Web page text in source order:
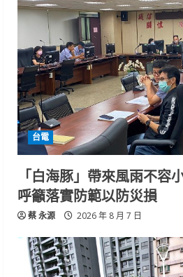
台電
「白海豚」帶來風雨不容
呼籲落實防範以防災損
蔡 永源 2026 年 8 月 7 日